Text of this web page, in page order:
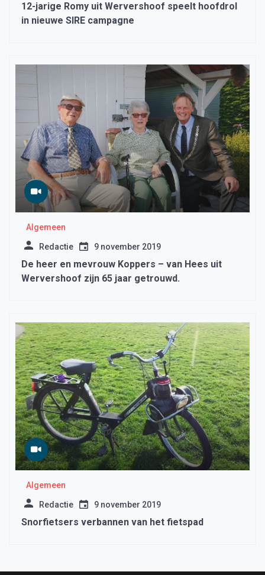
12-jarige Romy uit Wervershoof speelt hoofdrol
in nieuwe SIRE campagne
Algemeen
Redactie 9 november 2019
De heer en mevrouw Koppers – van Hees uit
Wervershoof zijn 65 jaar getrouwd.
Algemeen
Redactie 9 november 2019
Snorfietsers verbannen van het fietspad